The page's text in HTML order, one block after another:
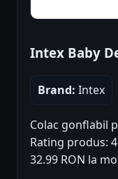
Intex Baby
Brand: Intex
Colac gonflabil
Rating produs:
32.99 RON la